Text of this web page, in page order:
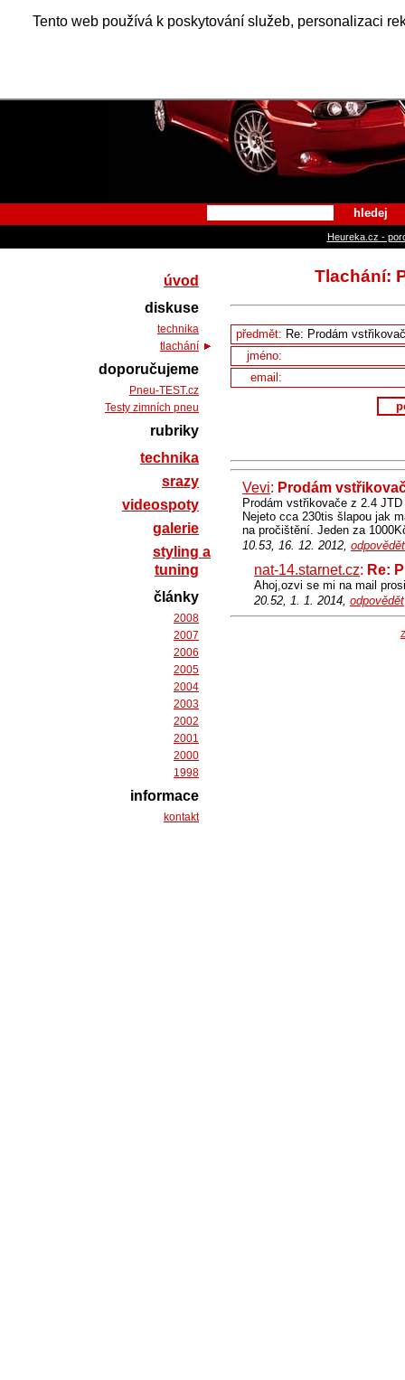
Tento web používá k poskytování služeb, personalizaci
Alfa
hledej
Heureka.cz -
Tlachání:
předmět:
jméno:
email:
Vevi: Prodám
Prodám vstřikovače z 2.4
Nejeto cca 230tis šlapou jak
na pročištění. Jeden za
10.53, 16. 12. 2012, odpovědět
nat-14.starnet.cz: Re:
Ahoj,ozvi se mi na mail
20.52, 1. 1. 2014, odpovědět
úvod
diskuse
technika
tlachání
doporučujeme
Pneu-TEST.cz
Testy zimních pneu
rubriky
technika
srazy
videospoty
galerie
styling a
tuning
články
2008
2007
2006
2005
2004
2003
2002
2001
2000
1998
informace
kontakt